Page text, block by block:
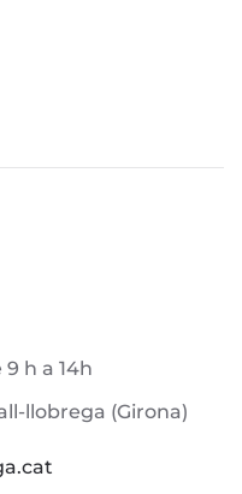
h a 14h
llobrega (Girona)